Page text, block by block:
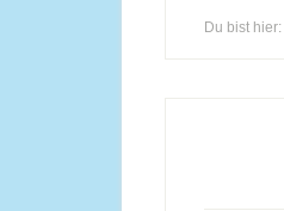
Du bist hier: